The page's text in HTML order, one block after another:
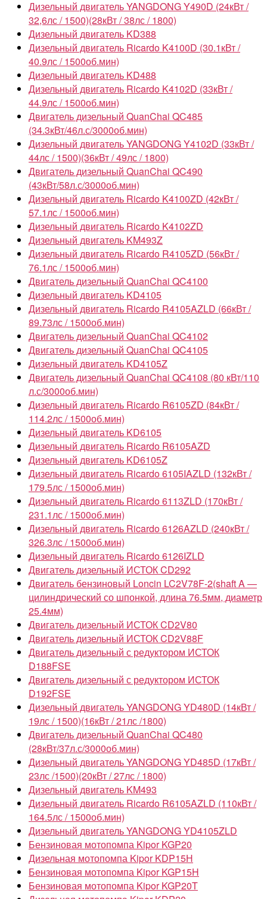
Дизельный двигатель YANGDONG Y490D (24кВт /
32,6лс / 1500)(28кВт / 38лс / 1800)
Дизельный двигатель KD388
Дизельный двигатель Ricardo K4100D (30.1кВт /
40.9лс / 1500об.мин)
Дизельный двигатель KD488
Дизельный двигатель Ricardo K4102D (33кВт /
44.9лс / 1500об.мин)
Двигатель дизельный QuanChai QC485
(34.3кВт/46л.с/3000об.мин)
Дизельный двигатель YANGDONG Y4102D (33кВт /
44лс / 1500)(36кВт / 49лс / 1800)
Двигатель дизельный QuanChai QC490
(43кВт/58л.с/3000об.мин)
Дизельный двигатель Ricardo K4100ZD (42кВт /
57.1лс / 1500об.мин)
Дизельный двигатель Ricardo K4102ZD
Дизельный двигатель KM493Z
Дизельный двигатель Ricardo R4105ZD (56кВт /
76.1лс / 1500об.мин)
Двигатель дизельный QuanChai QC4100
Дизельный двигатель KD4105
Дизельный двигатель Ricardo R4105AZLD (66кВт /
89.73лс / 1500об.мин)
Двигатель дизельный QuanChai QC4102
Двигатель дизельный QuanChai QC4105
Дизельный двигатель KD4105Z
Двигатель дизельный QuanChai QC4108 (80 кВт/110
л.с/3000об.мин)
Дизельный двигатель Ricardo R6105ZD (84кВт /
114.2лс / 1500об.мин)
Дизельный двигатель KD6105
Дизельный двигатель Ricardo R6105AZD
Дизельный двигатель KD6105Z
Дизельный двигатель Ricardo 6105IAZLD (132кВт /
179.5лс / 1500об.мин)
Дизельный двигатель Ricardo 6113ZLD (170кВт /
231.1лс / 1500об.мин)
Дизельный двигатель Ricardo 6126AZLD (240кВт /
326.3лс / 1500об.мин)
Дизельный двигатель Ricardo 6126IZLD
Двигатель дизельный ИСТОК CD292
Двигатель бензиновый Loncin LC2V78F-2(shaft A —
цилиндрический со шпонкой, длина 76.5мм, диаметр
25.4мм)
Двигатель дизельный ИСТОК CD2V80
Двигатель дизельный ИСТОК CD2V88F
Двигатель дизельный с редуктором ИСТОК
D188FSE
Двигатель дизельный с редуктором ИСТОК
D192FSE
Дизельный двигатель YANGDONG YD480D (14кВт /
19лс / 1500)(16кВт / 21лс /1800)
Двигатель дизельный QuanChai QC480
(28кВт/37л.с/3000об.мин)
Дизельный двигатель YANGDONG YD485D (17кВт /
23лс /1500)(20кВт / 27лс / 1800)
Дизельный двигатель KM493
Дизельный двигатель Ricardo R6105AZLD (110кВт /
164.5лс / 1500об.мин)
Дизельный двигатель YANGDONG YD4105ZLD
Бензиновая мотопомпа Kipor KGP20
Дизельная мотопомпа Kipor KDP15Н
Бензиновая мотопомпа Kipor KGP15H
Бензиновая мотопомпа Kipor KGP20T